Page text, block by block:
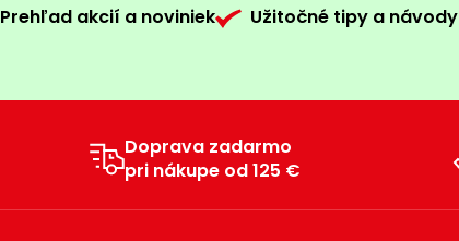
Prehľad akcií a noviniek Užitočné tipy a návody
Doprava zadarmo
pri nákupe od 125 €